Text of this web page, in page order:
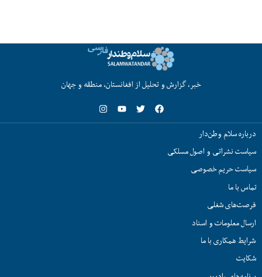
خبر، گزارش و تحلیل از افغانستان، منطقه و جهان
درباره سلام وطن‌دار
سیاست نشراتی و اصول مسلکی
سیاست حریم خصوصی
تماس با ما
فرصت‌های شغلی
ارسال معلومات و اسناد
شرایط همکاری با ما
شکایت